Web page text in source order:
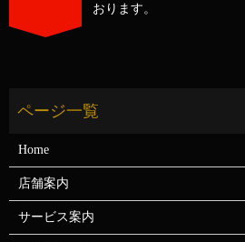
おります。
Home
店舗案内
サービス案内